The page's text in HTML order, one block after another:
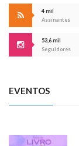
4 mil
Assinantes
53,6 mil
Seguidores
EVENTOS